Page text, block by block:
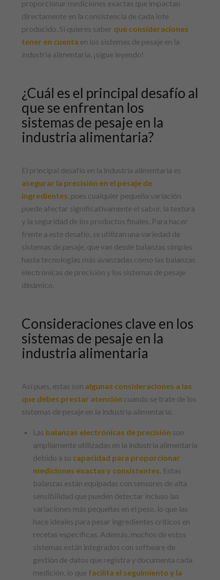
proporcionar mediciones exactas que impactan
directamente en la consistencia de cada lote
producido. Si quieres saber qué consideraciones
tener en cuenta en los sistemas de pesaje en la
industria alimentaria, ¡sigue leyendo!
¿Cuál es el principal desafío al
que se enfrentan los
sistemas de pesaje en la
industria alimentaria?
El principal desafío en la industria alimentaria es
asegurar la precisión en el pesaje de
ingredientes , pues cualquier pequeña variación
puede afectar significativamente el sabor, la textura
y la seguridad de los productos finales. Para hacer
frente a este desafío, se utilizan una variedad de
sistemas de pesaje, que van desde balanzas simples
hasta tecnologías más avanzadas como las balanzas
electrónicas de precisión y los sistemas de pesaje
dinámico.
Consideraciones clave en los
sistemas de pesaje en la
industria alimentaria
Así pues, estas son algunas consideraciones a las
que debes prestar atención cuando se trate de los
sistemas de pesaje en la industria alimentaria:
Las balanzas electrónicas de precisión son
ampliamente utilizadas en la industria alimentaria
debido a su capacidad para proporcionar
mediciones exactas y consistentes. Estas
balanzas están equipadas con sensores de alta
sensibilidad que pueden detectar incluso las
variaciones más pequeñas en el peso, lo que las
hace ideales para pesar ingredientes críticos en
recetas específicas. Además, muchos de estos
sistemas están integrados con software de
gestión de datos que registra y documenta cada
medición, lo que facilita el seguimiento y la